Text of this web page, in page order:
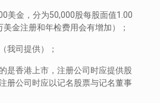
美金，分为50,000股每股面值1.00
金注册和年检费用会有增加）；
我司提供）；
是香港上市，注册公司时应提供股
册公司时应以记名股票与记名董事